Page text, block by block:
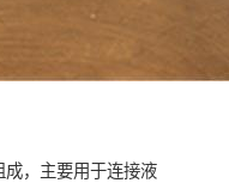
，主要用于连接液